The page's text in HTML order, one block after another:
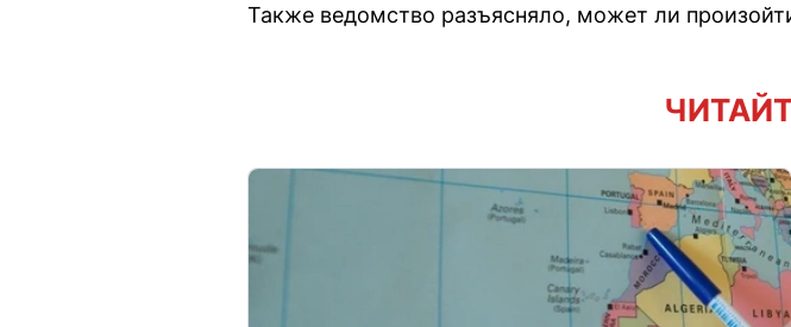
Также ведомство разъясняло, может ли